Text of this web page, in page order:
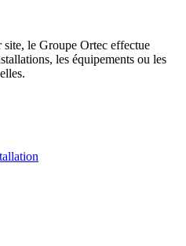
le Groupe Ortec effectue
les équipements ou les